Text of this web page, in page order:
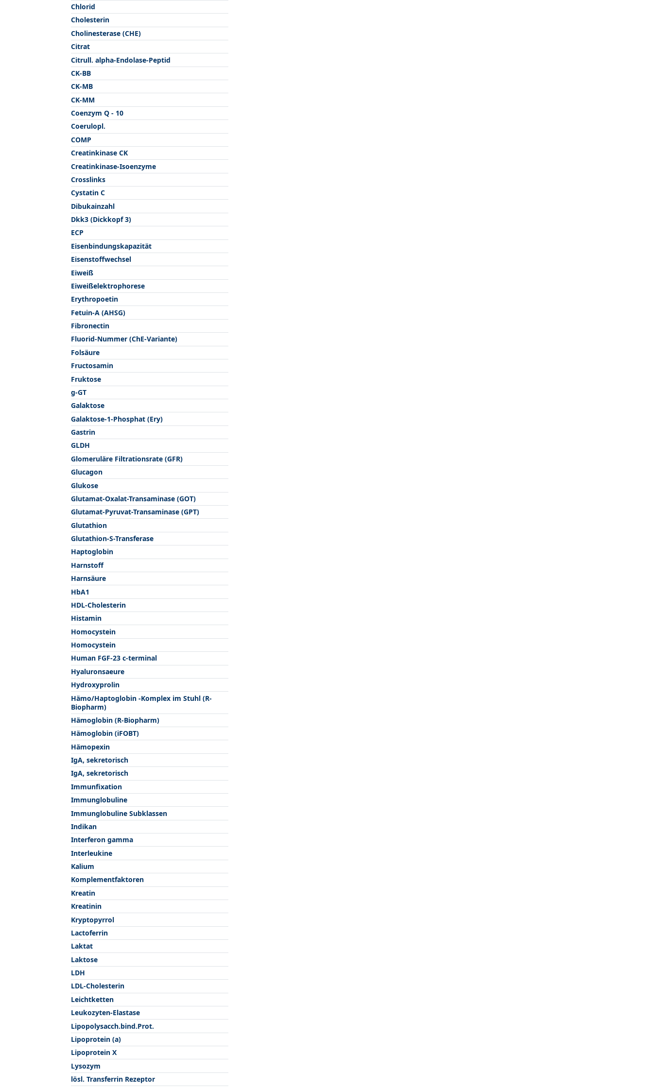
Chlorid
Cholesterin
Cholinesterase (CHE)
Citrat
Citrull. alpha-Endolase-Peptid
CK-BB
CK-MB
CK-MM
Coenzym Q - 10
Coerulopl.
COMP
Creatinkinase CK
Creatinkinase-Isoenzyme
Crosslinks
Cystatin C
Dibukainzahl
Dkk3 (Dickkopf 3)
ECP
Eisenbindungskapazität
Eisenstoffwechsel
Eiweiß
Eiweißelektrophorese
Erythropoetin
Fetuin-A (AHSG)
Fibronectin
Fluorid-Nummer (ChE-Variante)
Folsäure
Fructosamin
Fruktose
g-GT
Galaktose
Galaktose-1-Phosphat (Ery)
Gastrin
GLDH
Glomeruläre Filtrationsrate (GFR)
Glucagon
Glukose
Glutamat-Oxalat-Transaminase (GOT)
Glutamat-Pyruvat-Transaminase (GPT)
Glutathion
Glutathion-S-Transferase
Haptoglobin
Harnstoff
Harnsäure
HbA1
HDL-Cholesterin
Histamin
Homocystein
Homocystein
Human FGF-23 c-terminal
Hyaluronsaeure
Hydroxyprolin
Hämo/Haptoglobin -Komplex im Stuhl (R-
Biopharm)
Hämoglobin (R-Biopharm)
Hämoglobin (iFOBT)
Hämopexin
IgA, sekretorisch
IgA, sekretorisch
Immunfixation
Immunglobuline
Immunglobuline Subklassen
Indikan
Interferon gamma
Interleukine
Kalium
Komplementfaktoren
Kreatin
Kreatinin
Kryptopyrrol
Lactoferrin
Laktat
Laktose
LDH
LDL-Cholesterin
Leichtketten
Leukozyten-Elastase
Lipopolysacch.bind.Prot.
Lipoprotein (a)
Lipoprotein X
Lysozym
lösl. Transferrin Rezeptor